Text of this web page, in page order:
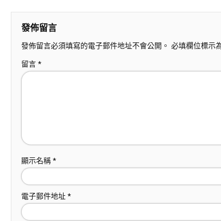
發佈留言
發佈留言必須填寫的電子郵件地址不會公開。 必填欄位標示
留言 *
顯示名稱 *
電子郵件地址 *